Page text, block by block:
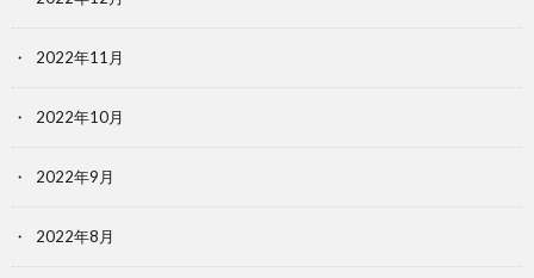
2022年11月
2022年10月
2022年9月
2022年8月